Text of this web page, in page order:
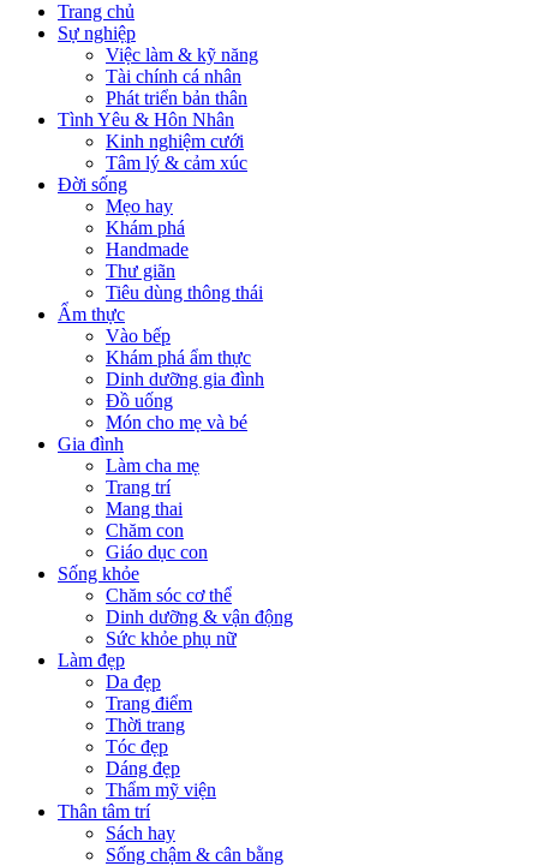
Trang chủ
Sự nghiệp
Việc làm & kỹ năng
Tài chính cá nhân
Phát triển bản thân
Tình Yêu & Hôn Nhân
Kinh nghiệm cưới
Tâm lý & cảm xúc
Đời sống
Mẹo hay
Khám phá
Handmade
Thư giãn
Tiêu dùng thông thái
Ẩm thực
Vào bếp
Khám phá ẩm thực
Dinh dưỡng gia đình
Đồ uống
Món cho mẹ và bé
Gia đình
Làm cha mẹ
Trang trí
Mang thai
Chăm con
Giáo dục con
Sống khỏe
Chăm sóc cơ thể
Dinh dưỡng & vận động
Sức khỏe phụ nữ
Làm đẹp
Da đẹp
Trang điểm
Thời trang
Tóc đẹp
Dáng đẹp
Thẩm mỹ viện
Thân tâm trí
Sách hay
Sống chậm & cân bằng